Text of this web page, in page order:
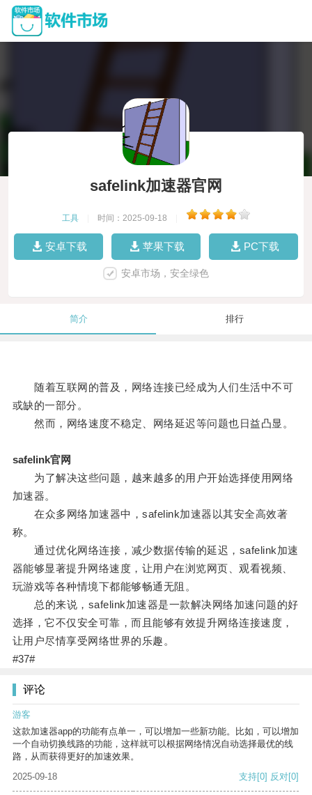
safelink加速器官网
工具 时间：2025-09-18
安卓下载 苹果下载 PC下载
安卓市场，安全绿色
简介 排行
随着互联网的普及，网络连接已经成为人们生活中不可
或缺的一部分。
然而，网络速度不稳定、网络延迟等问题也日益凸显。
safelink官网
为了解决这些问题，越来越多的用户开始选择使用网络
加速器。
在众多网络加速器中，safelink加速器以其安全高效著
称。
通过优化网络连接，减少数据传输的延迟，safelink加速
器能够显著提升网络速度，让用户在浏览网页、观看视频、
玩游戏等各种情境下都能够畅通无阻。
总的来说，safelink加速器是一款解决网络加速问题的好
选择，它不仅安全可靠，而且能够有效提升网络连接速度，
让用户尽情享受网络世界的乐趣。
#37#
评论
游客
这款加速器app的功能有点单一，可以增加一些新功能。比如，可以增加
一个自动切换线路的功能，这样就可以根据网络情况自动选择最优的线
路，从而获得更好的加速效果。
2025-09-18
支持[0] 反对[0]